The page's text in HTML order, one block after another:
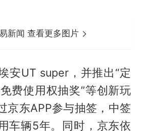
新闻 查看更多图片
安UT super，并推出“定
费使用权抽奖”等创新玩
京东APP参与抽签，中签
车辆5年。同时，京东依